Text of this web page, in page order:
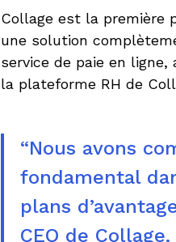
Collage est la première
une solution
service de paie en
la plateforme RH de
“Nous avons
fondamental
plans
CEO de